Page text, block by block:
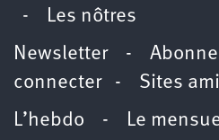
- Les nôtres
Newsletter-
connecter- Sites
L’hebdo - Le